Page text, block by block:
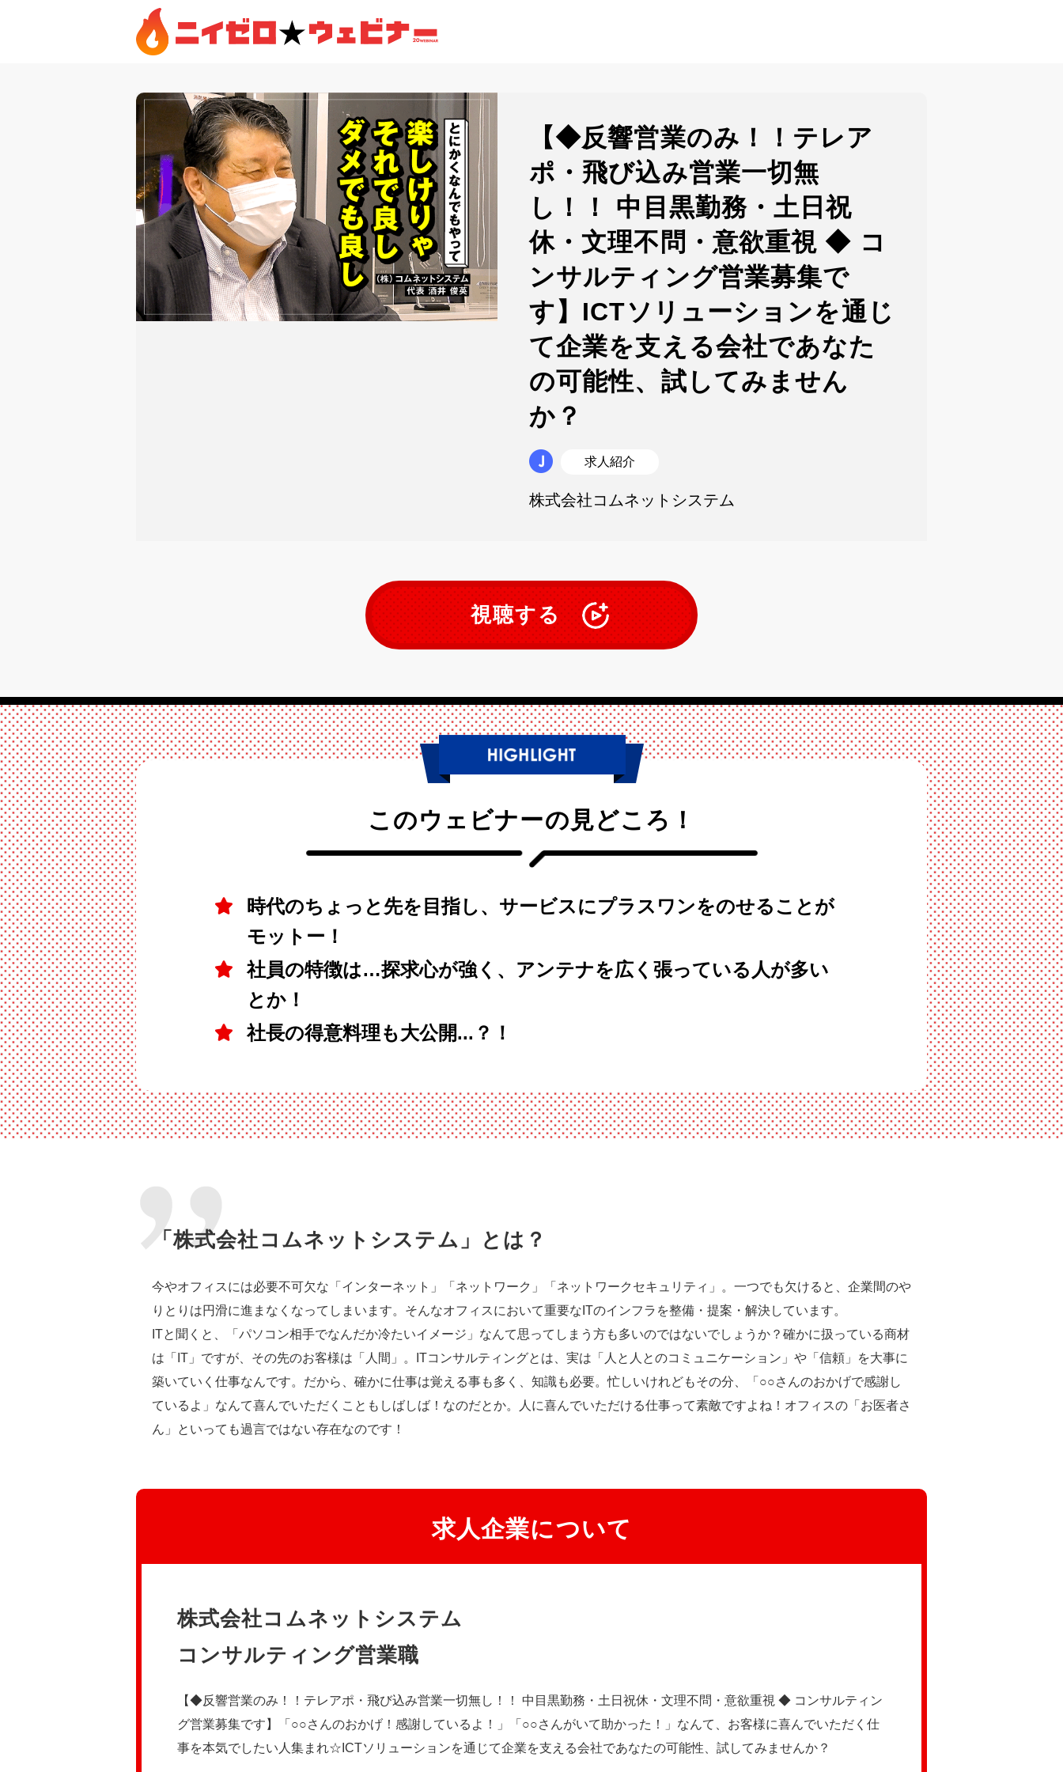
【◆反響営業のみ！！テレア
ポ・飛び込み営業一切無
し！！ 中目黒勤務・土日祝
休・文理不問・意欲重視 ◆ コ
ンサルティング営業募集で
す】ICTソリューションを通じ
て企業を支える会社であなた
の可能性、試してみません
か？
求人紹介
株式会社コムネットシステム
視聴する
このウェビナーの見どころ！
時代のちょっと先を目指し、サービスにプラスワンをのせることが
モットー！
社員の特徴は…探求心が強く、アンテナを広く張っている人が多い
とか！
社長の得意料理も大公開...？！
「株式会社コムネットシステム」とは？
今やオフィスには必要不可欠な「インターネット」「ネットワーク」「ネットワークセキュリティ」。一つでも欠けると、企業間のや
りとりは円滑に進まなくなってしまいます。そんなオフィスにおいて重要なITのインフラを整備・提案・解決しています。
ITと聞くと、「パソコン相手でなんだか冷たいイメージ」なんて思ってしまう方も多いのではないでしょうか？確かに扱っている商材
は「IT」ですが、その先のお客様は「人間」。ITコンサルティングとは、実は「人と人とのコミュニケーション」や「信頼」を大事に
築いていく仕事なんです。だから、確かに仕事は覚える事も多く、知識も必要。忙しいけれどもその分、「○○さんのおかげで感謝し
ているよ」なんて喜んでいただくこともしばしば！なのだとか。人に喜んでいただける仕事って素敵ですよね！オフィスの「お医者さ
ん」といっても過言ではない存在なのです！
求人企業について
株式会社コムネットシステム
コンサルティング営業職
【◆反響営業のみ！！テレアポ・飛び込み営業一切無し！！ 中目黒勤務・土日祝休・文理不問・意欲重視 ◆ コンサルティン
グ営業募集です】「○○さんのおかげ！感謝しているよ！」「○○さんがいて助かった！」なんて、お客様に喜んでいただく仕
事を本気でしたい人集まれ☆ICTソリューションを通じて企業を支える会社であなたの可能性、試してみませんか？